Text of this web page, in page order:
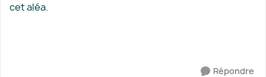
cet aléa.
Répondre